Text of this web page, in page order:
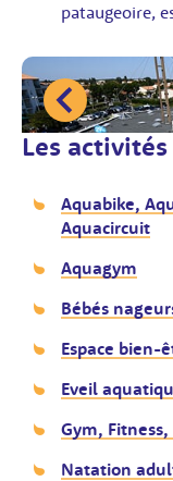
pataugeoire,
Bassins
Les
Aquabike,
Aquacircuit
Aquagym
Bébés
Espace bien-
Eveil
Gym,
Natation